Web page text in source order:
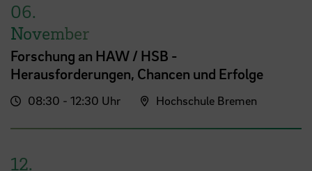
06.
November
Forschung an HAW / HSB -
Herausforderungen, Chancen und Erfolge
08:30 - 12:30 Uhr Hochschule Bremen
12.